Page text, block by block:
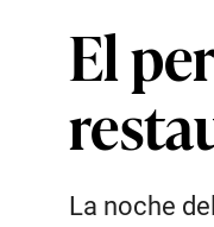
El
La noche